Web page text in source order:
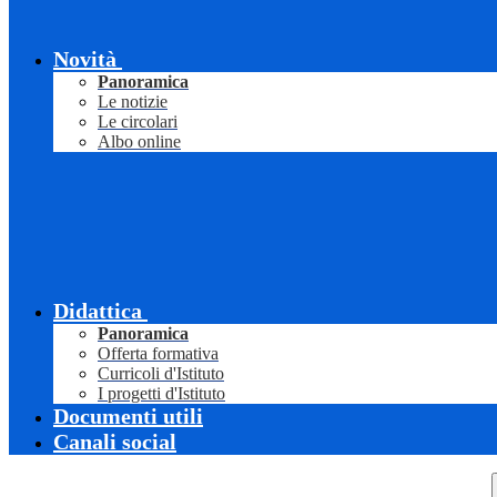
Novità
Panoramica
Le notizie
Le circolari
Albo online
Didattica
Panoramica
Offerta formativa
Curricoli d'Istituto
I progetti d'Istituto
Documenti utili
Canali social